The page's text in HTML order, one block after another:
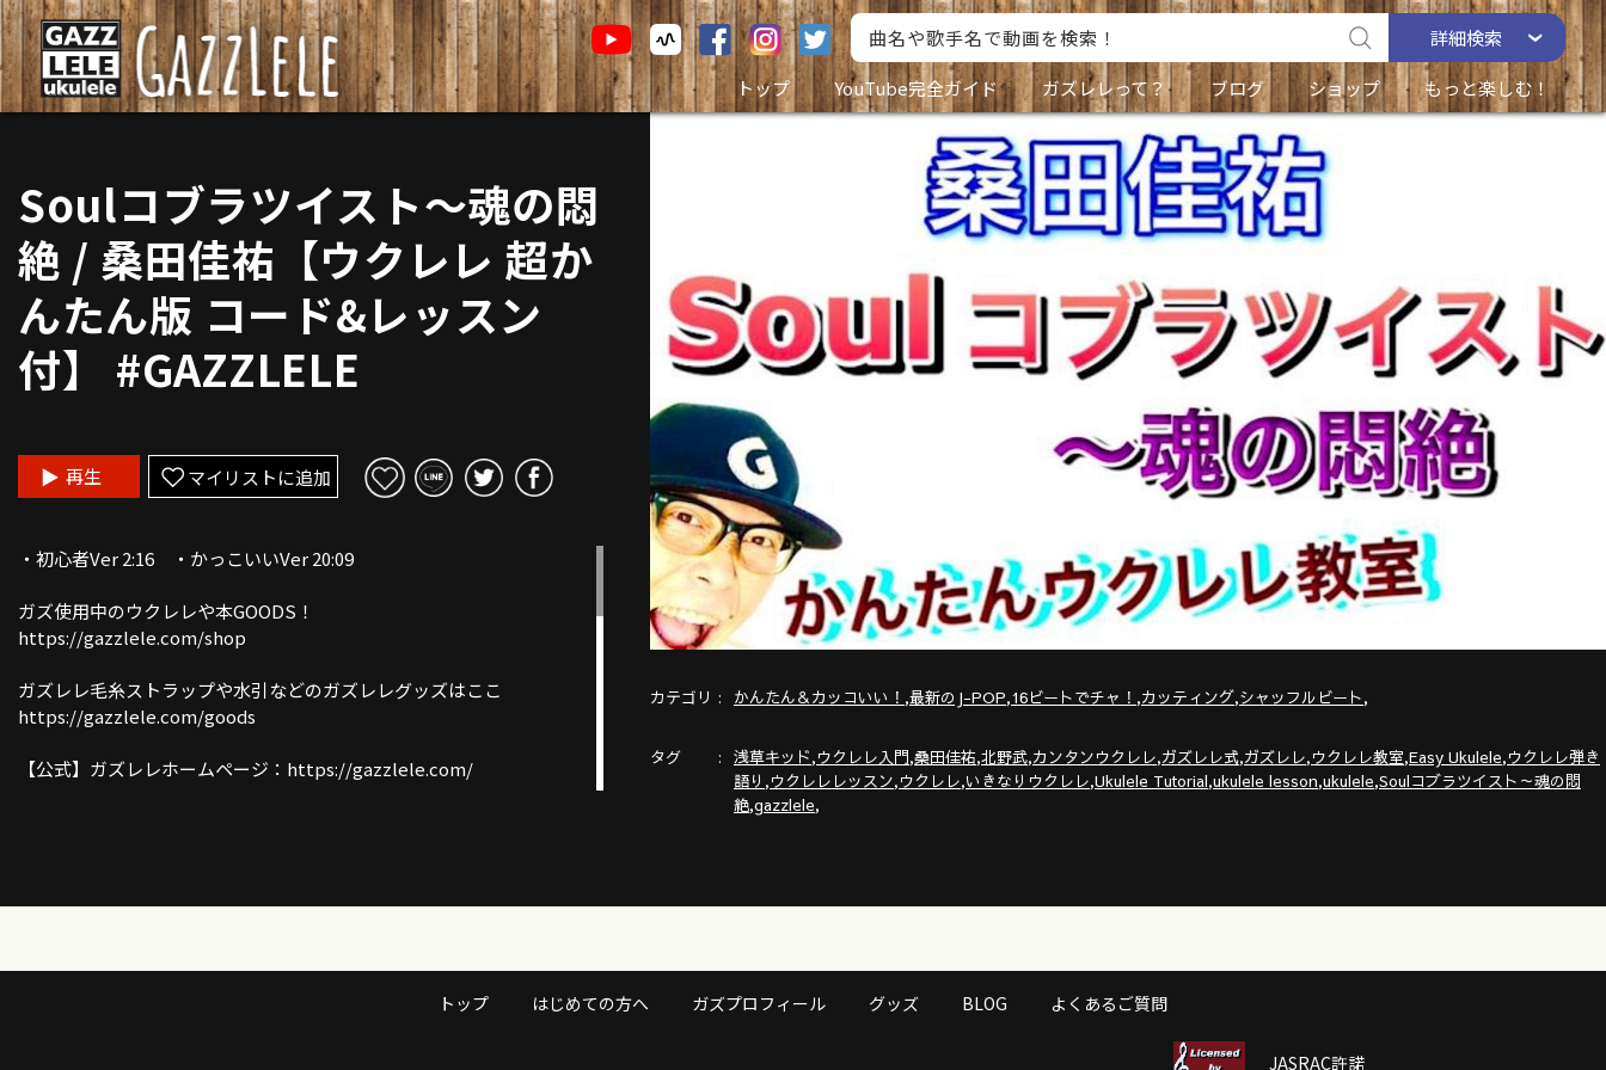
詳細検索
トップ
YouTube完全ガイド ガズレレって？ ブログ ショップ もっと楽しむ！
カテゴリ かんたん＆カッコいい！ ,最新のJ-POP,16ビートでチャ！ ,カッティング,シャッフルビート,
タグ 浅草キッド,ウクレレ入門,桑田佳祐,北野武,カンタンウクレレ,ガズレレ式,ガズレレ,ウクレレ教室,Easy Ukulele,ウクレレ弾き
語り ,ウクレレレッスン,ウクレレ,いきなりウクレレ,Ukulele Tutorial,ukulele lesson,ukulele,Soulコブラツイスト～魂の悶
絶,gazzlele,
Soulコブラツイスト～魂の悶
絶 / 桑田佳祐【ウクレレ 超か
んたん版 コード&レッスン
付】 #GAZZLELE
再生 マイリストに追加
・初心者Ver 2:16 ・かっこいいVer 20:09
ガズ使用中のウクレレや本GOODS！
https://gazzlele.com/shop
ガズレレ毛糸ストラップや水引などのガズレレグッズはここ
https://gazzlele.com/goods
【公式】ガズレレホームページ：https://gazzlele.com/
「ガズクラブ」の詳細はこちら！ガズノート楽譜毎月５曲GET & 楽
トップ はじめての方へ ガズプロフィール グッズ BLOG よくあるご質問
JASRAC許諾